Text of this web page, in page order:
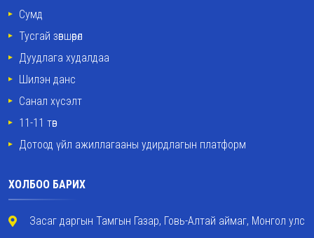
Сумд
Тусгай зөвшөөрөл
Дуудлага худалдаа
Шилэн данс
Санал хүсэлт
11-11 төв
Дотоод үйл ажиллагааны удирдлагын платформ
ХОЛБОО БАРИХ
Засаг даргын Тамгын Газар, Говь-Алтай аймаг, Монгол улс